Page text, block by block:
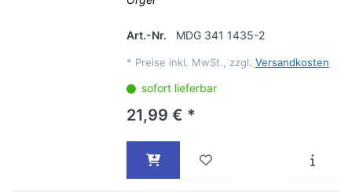
Art.-Nr. MDG 341 1435-2
* Preise inkl. MwSt., zzgl. Versandkosten
sofort lieferbar
21,99 € *